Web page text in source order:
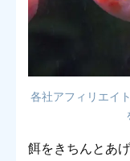
各社アフィリエイ
餌をきちんとあ